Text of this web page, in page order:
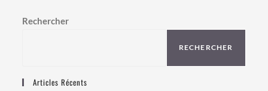
Rechercher
RECHERCHER
Articles Récents